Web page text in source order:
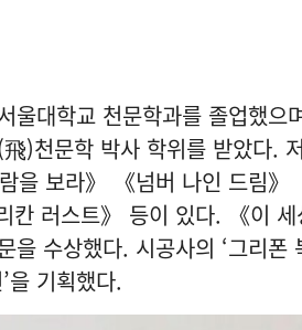
울대학교 천문학과를 졸업했
)천문학 박사 학위를 받았다.
을 보라》 《넘버 나인 드림
칸 러스트》 등이 있다. 《이
을 수상했다. 시공사의 ‘그리폰
을 기획했다.